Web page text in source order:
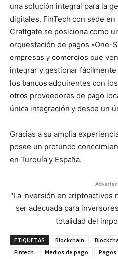
una solución integral para la
digitales. FinTech con sede en
Craftgate se posiciona como
orquestación de pagos «One-
empresas y comercios que
integrar y gestionar
los bancos adquirentes con
otros proveedores de pago
única integración y desde un
Gracias a su amplia
posee un profundo
en Turquía y España.
"La inversión en criptoactivos
ser adecuada para
totalidad del
ETIQUETAS Blockchain
Fintech
Medios de pago
Pagos